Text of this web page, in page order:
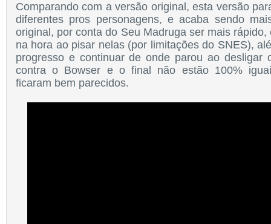
Comparando com a versão original, esta versão
diferentes pros personagens, e acaba sendo
original, por conta do Seu Madruga ser mais
na hora ao pisar nelas (por limitações do SNES),
progresso e continuar de onde parou ao desligar
contra o Bowser e o final não estão 100%
ficaram bem parecidos.